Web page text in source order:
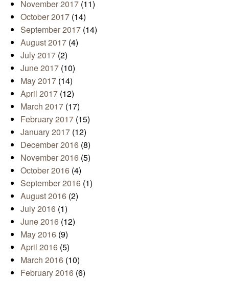
November 2017 (11)
October 2017 (14)
September 2017 (14)
August 2017 (4)
July 2017 (2)
June 2017 (10)
May 2017 (14)
April 2017 (12)
March 2017 (17)
February 2017 (15)
January 2017 (12)
December 2016 (8)
November 2016 (5)
October 2016 (4)
September 2016 (1)
August 2016 (2)
July 2016 (1)
June 2016 (12)
May 2016 (9)
April 2016 (5)
March 2016 (10)
February 2016 (6)